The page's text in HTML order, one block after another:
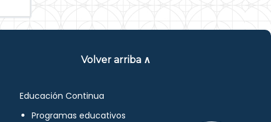
Volver arriba ∧
Educación Continua
Programas educativos